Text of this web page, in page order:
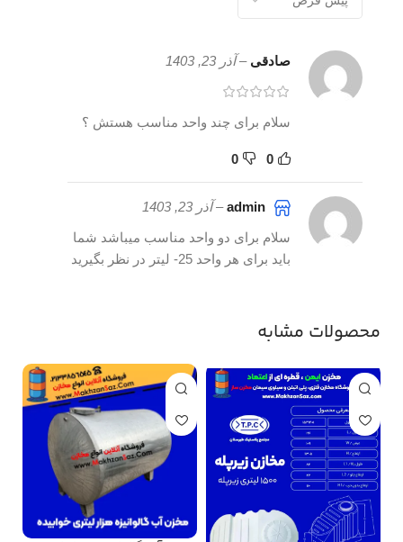
صادقی– آذر 23, 1403
سلام برای چند واحد مناسب هستش ؟
0
0
– آذر 23, 1403
سلام برای دو واحد مناسب میباشد شما
باید برای هر واحد 25- لیتر در نظر بگیرید
محصولات مشابه